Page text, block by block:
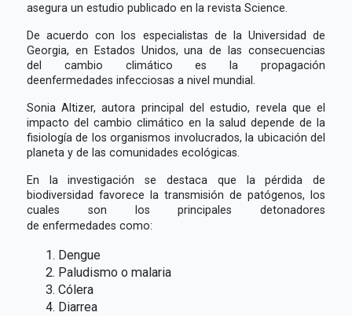
asegura un estudio publicado en la revista Science.
De acuerdo con los especialistas de la Universidad de
Georgia, en Estados Unidos, una de las consecuencias
del cambio climático es la propagación
deenfermedades infecciosas a nivel mundial.
Sonia Altizer, autora principal del estudio, revela que el
impacto del cambio climático en la salud depende de la
fisiología de los organismos involucrados, la ubicación del
planeta y de las comunidades ecológicas.
En la investigación se destaca que la pérdida de
biodiversidad favorece la transmisión de patógenos, los
cuales son los principales detonadores
de enfermedades como:
Dengue
Paludismo o malaria
Cólera
Diarrea